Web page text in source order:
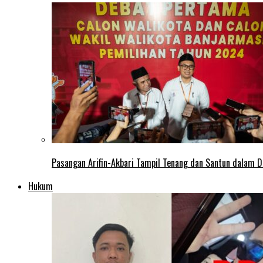
Pasangan Arifin-Akbari Tampil Tenang dan Santun dalam
Hukum